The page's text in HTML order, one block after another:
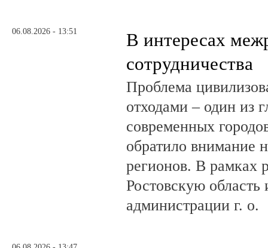
06.08.2026 - 13:51
В интересах
сотрудничества
Проблема
отходами – один из
современных
обратило внимание
регионов. В рамках
Ростовскую
администрации г. о.